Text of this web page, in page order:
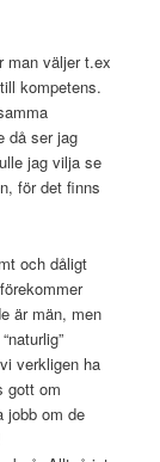
man väljer t.ex
kompetens.
då ser jag
jag vilja se
för det finns
och dåligt
är män, men
verkligen ha
gott om
jobb om de